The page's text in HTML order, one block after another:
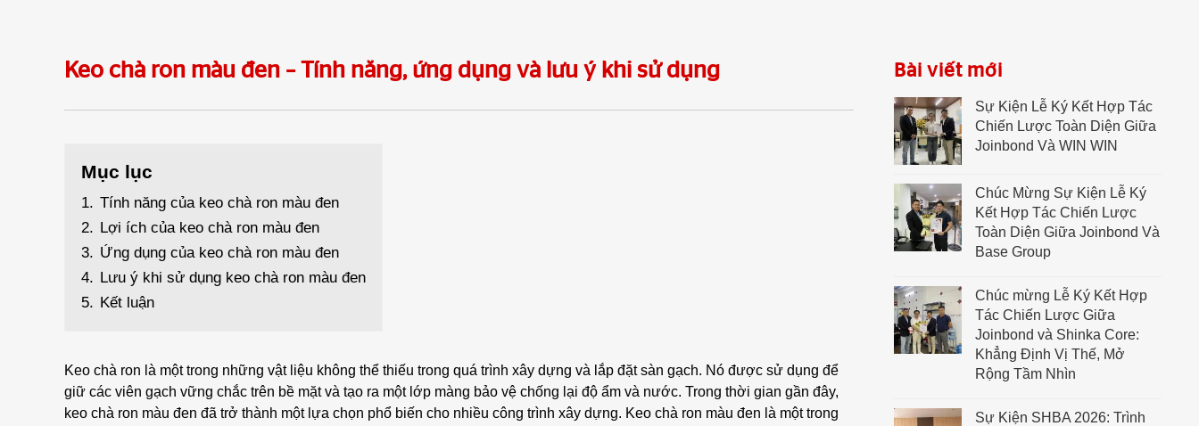
Keo chà ron màu đen – Tính năng, ứng dụng và lưu ý khi sử dụng
Mục lục
1. Tính năng của keo chà ron màu đen
2. Lợi ích của keo chà ron màu đen
3. Ứng dụng của keo chà ron màu đen
4. Lưu ý khi sử dụng keo chà ron màu đen
5. Kết luận
Keo chà ron là một trong những vật liệu không thể thiếu trong quá trình xây dựng và lắp đặt sàn gạch. Nó được sử dụng để
giữ các viên gạch vững chắc trên bề mặt và tạo ra một lớp màng bảo vệ chống lại độ ẩm và nước. Trong thời gian gần đây,
keo chà ron màu đen đã trở thành một lựa chọn phổ biến cho nhiều công trình xây dựng. Keo chà ron màu đen là một trong
Bài viết mới
Sự Kiện Lễ Ký Kết Hợp Tác
Chiến Lược Toàn Diện Giữa
Joinbond Và WIN WIN
Chúc Mừng Sự Kiện Lễ Ký
Kết Hợp Tác Chiến Lược
Toàn Diện Giữa Joinbond Và
Base Group
Chúc mừng Lễ Ký Kết Hợp
Tác Chiến Lược Giữa
Joinbond và Shinka Core:
Khẳng Định Vị Thế, Mở
Rộng Tầm Nhìn
Sự Kiện SHBA 2026: Trình